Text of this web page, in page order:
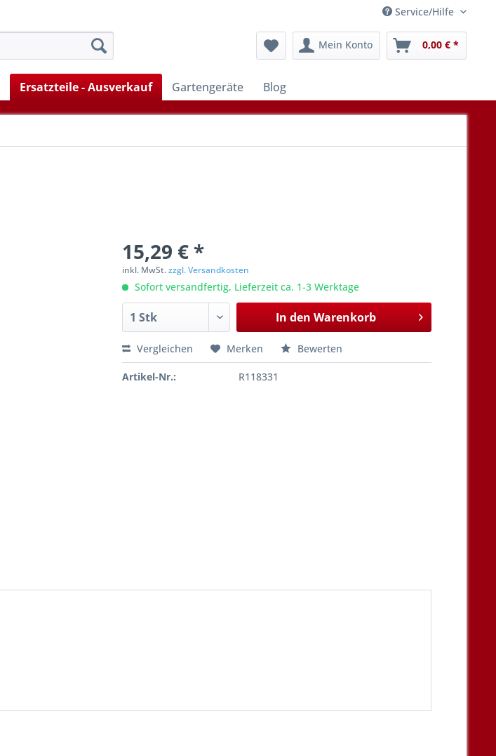
Service/Hilfe
Mein Konto 0,00 € *
Ersatzteile - Ausverkauf Gartengeräte Blog
15,29 € *
inkl. MwSt.zzgl. Versandkosten
Sofort versandfertig, Lieferzeit ca. 1-3 Werktage
In den Warenkorb
Vergleichen Merken Bewerten
Artikel-Nr.: R118331